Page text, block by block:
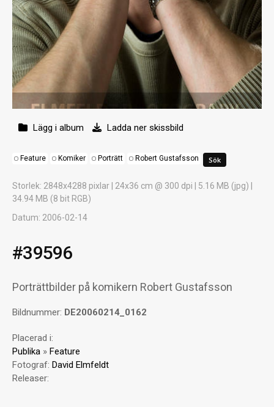
Lägg i album Ladda ner skissbild
Feature Komiker Porträtt Robert Gustafsson
Storlek: 2848x4288 pixlar | 24x36 cm @ 300 dpi | 5.16 MB (jpg) |
34.94 MB (8 bit RGB)
Datum: 2006-02-14
#39596
Porträttbilder på komikern Robert Gustafsson
Bildnummer: DE20060214_0162
Placerad i:
Publika » Feature
Fotograf: David Elmfeldt
Releaser: